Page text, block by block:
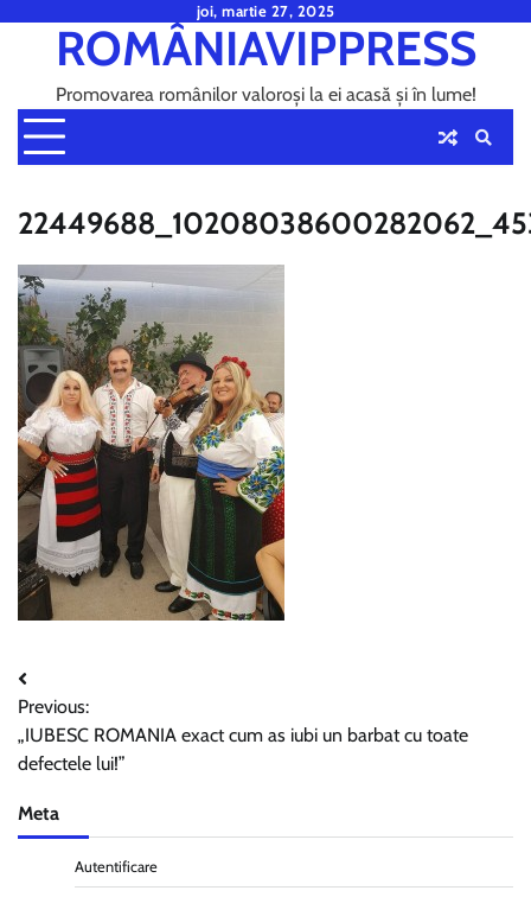
content
joi, martie 27, 2025
ROMÂNIAVIPPRESS
Promovarea românilor valoroși la ei acasă și în lume!
Navigare
în
articole
Previous:
„IUBESC ROMANIA exact cum as iubi un barbat cu toate
defectele lui!”
Meta
Autentificare